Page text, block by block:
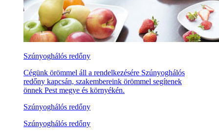
Szúnyoghálós redőny
Cégünk örömmel áll a rendelkezésére Szúnyoghálós
redőny kapcsán, szakembereink örömmel segítenek
önnek Pest megye és környékén.
Szúnyoghálós redőny
Szúnyoghálós redőny